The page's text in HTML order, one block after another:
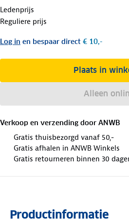
Ledenprijs
Reguliere prijs
Log in en bespaar direct € 10,-
Plaats in
Alleen
Verkoop en verzending door ANWB
Gratis thuisbezorgd vanaf 50,-
Gratis afhalen in ANWB Winkels
Gratis retourneren binnen 30
Productinformatie